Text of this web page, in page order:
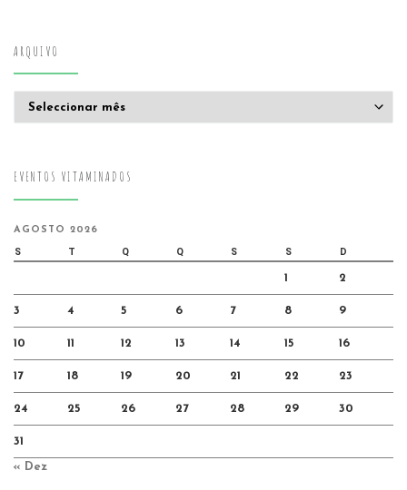
ARQUIVO
EVENTOS VITAMINADOS
AGOSTO 2026
S T Q Q S S D
1 2
3 4 5 6 7 8 9
10 11 12 13 14 15 16
17 18 19 20 21 22 23
24 25 26 27 28 29 30
31
« Dez